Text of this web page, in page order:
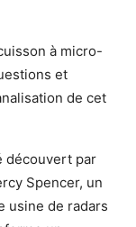
à micro-
et
de cet
découvert par
Spencer, un
usine de radars